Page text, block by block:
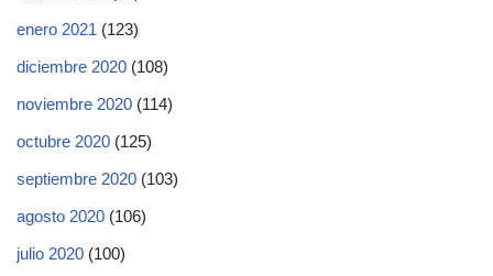
enero 2021 (123)
diciembre 2020 (108)
noviembre 2020 (114)
octubre 2020 (125)
septiembre 2020 (103)
agosto 2020 (106)
julio 2020 (100)